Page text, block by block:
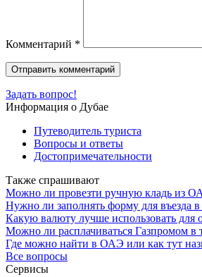
Комментарий *
Задать вопрос!
Информация о Дубае
Путеводитель туриста
Вопросы и ответы
Достопримечательности
Также спрашивают
Можно ли провезти ручную кладь из
Нужно ли заполнять форму для въезда
Какую валюту лучше использовать
Можно ли расплачиваться Газпромом в
Где можно найти в ОАЭ или как тут
Все вопросы
Сервисы